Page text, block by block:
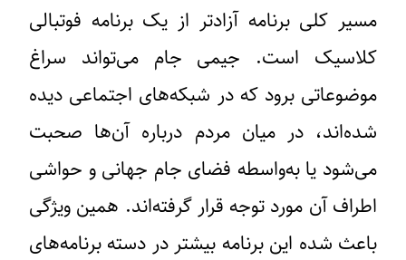
مسیر کلی برنامه آزادتر از یک برنامه فوتبالی
کلاسیک است. جیمی جام می‌تواند سراغ
موضوعاتی برود که در شبکه‌های اجتماعی دیده
شده‌اند، در میان مردم درباره آن‌ها صحبت
می‌شود یا به‌واسطه فضای جام جهانی و حواشی
اطراف آن مورد توجه قرار گرفته‌اند. همین ویژگی
باعث شده این برنامه بیشتر در دسته برنامه‌های